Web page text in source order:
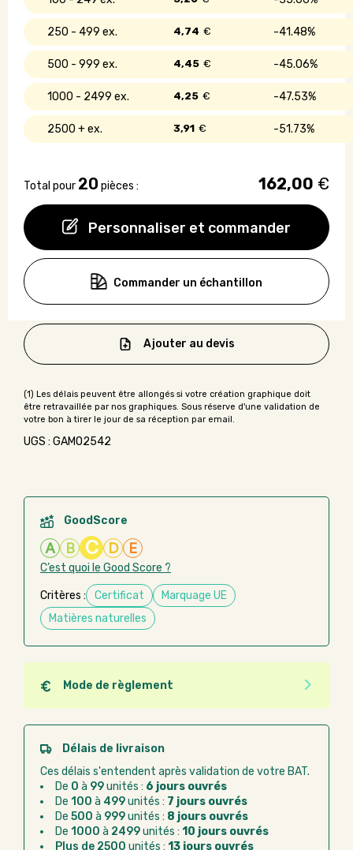
Personnaliser et commander
250 - 499 41.48%
4,74 €
500 - 999 45.06%
4,45 €
1000 - 2499 47.53%
4,25 €
2500 + 51.73%
3,91 €
Total pour 20 pièces : 162,00 €
Commander un échantillon
Ajouter au devis
UGS : GAMO2542
GoodScore
A B C D E
C’est quoi le Good Score ?
Critères : Certificat
Marquage UE
Matières naturelles
Mode de règlement
Quel que soit le mode de règlement, vous pouvez
passer commande en ligne sur Good Act.
Paiement CB :paiement sécurisé par carte
Virement bancaire :règlement sur facture
après la commande
Chorus Pro :règlement par mandat
administratif après la commande
Délais de livraison
Ces délais s'entendent après validation de votre BAT.
De 0 à 99unités : 6 jours ouvrés
De 100 à 499unités : 7 jours ouvrés
De 500 à 999unités : 8 jours ouvrés
De 1000 à 2499unités : 10 jours ouvrés
Plus de 2500 unités : 13 jours ouvrés